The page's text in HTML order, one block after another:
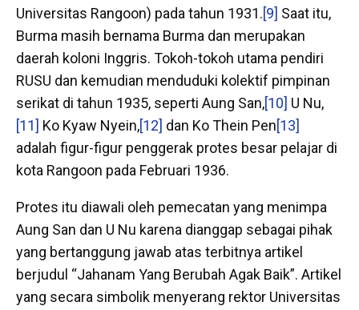
Universitas Rangoon) pada tahun 1931.[9] Saat itu,
Burma masih bernama Burma dan merupakan
daerah koloni Inggris. Tokoh-tokoh utama pendiri
RUSU dan kemudian menduduki kolektif pimpinan
serikat di tahun 1935, seperti Aung San,[10] U Nu,
[11] Ko Kyaw Nyein,[12] dan Ko Thein Pen[13]
adalah figur-figur penggerak protes besar pelajar di
kota Rangoon pada Februari 1936.
Protes itu diawali oleh pemecatan yang menimpa
Aung San dan U Nu karena dianggap sebagai pihak
yang bertanggung jawab atas terbitnya artikel
berjudul “Jahanam Yang Berubah Agak Baik”. Artikel
yang secara simbolik menyerang rektor Universitas